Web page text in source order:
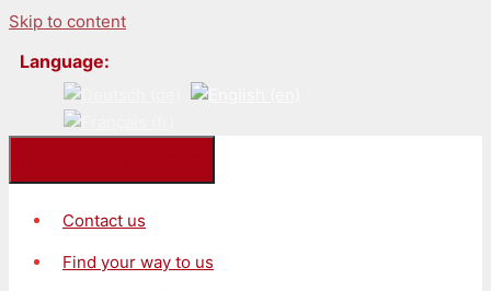
Skip to content
Language:
Contact us
Find your way to us